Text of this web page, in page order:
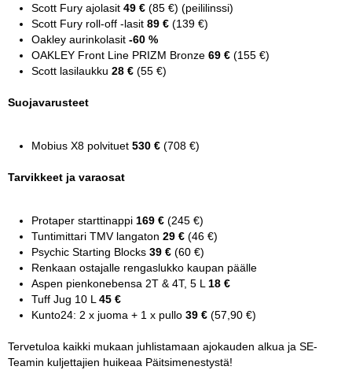
Scott Fury ajolasit 49 € (85 €) (peililinssi)
Scott Fury roll-off -lasit 89 € (139 €)
Oakley aurinkolasit -60 %
OAKLEY Front Line PRIZM Bronze 69 € (155 €)
Scott lasilaukku 28 € (55 €)
Suojavarusteet
Mobius X8 polvituet 530 € (708 €)
Tarvikkeet ja varaosat
Protaper starttinappi 169 € (245 €)
Tuntimittari TMV langaton 29 € (46 €)
Psychic Starting Blocks 39 € (60 €)
Renkaan ostajalle rengaslukko kaupan päälle
Aspen pienkonebensa 2T & 4T, 5 L 18 €
Tuff Jug 10 L 45 €
Kunto24: 2 x juoma + 1 x pullo 39 € (57,90 €)
Tervetuloa kaikki mukaan juhlistamaan ajokauden alkua ja SE-
Teamin kuljettajien huikeaa Päitsimenestystä!